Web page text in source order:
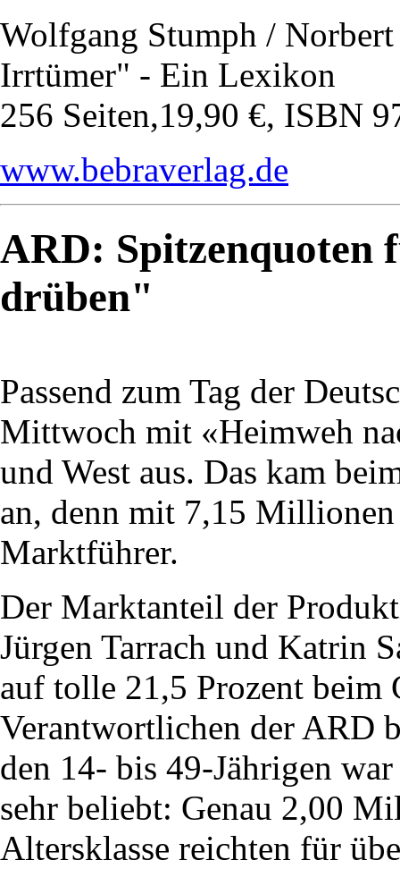
Wolfgang Stumph /
Irrtümer" - Ein Lexikon
256 Seiten,19,90 €, ISBN
www.bebraverlag.de
ARD: Spitzenquoten
drüben"
Passend zum Tag der
Mittwoch mit «Heimweh
und West aus. Das kam
an, denn mit 7,15
Marktführer.
Der Marktanteil der
Jürgen Tarrach und Katrin
auf tolle 21,5 Prozent beim
Verantwortlichen der ARD
den 14- bis 49-Jährigen
sehr beliebt: Genau 2,00
Altersklasse reichten für